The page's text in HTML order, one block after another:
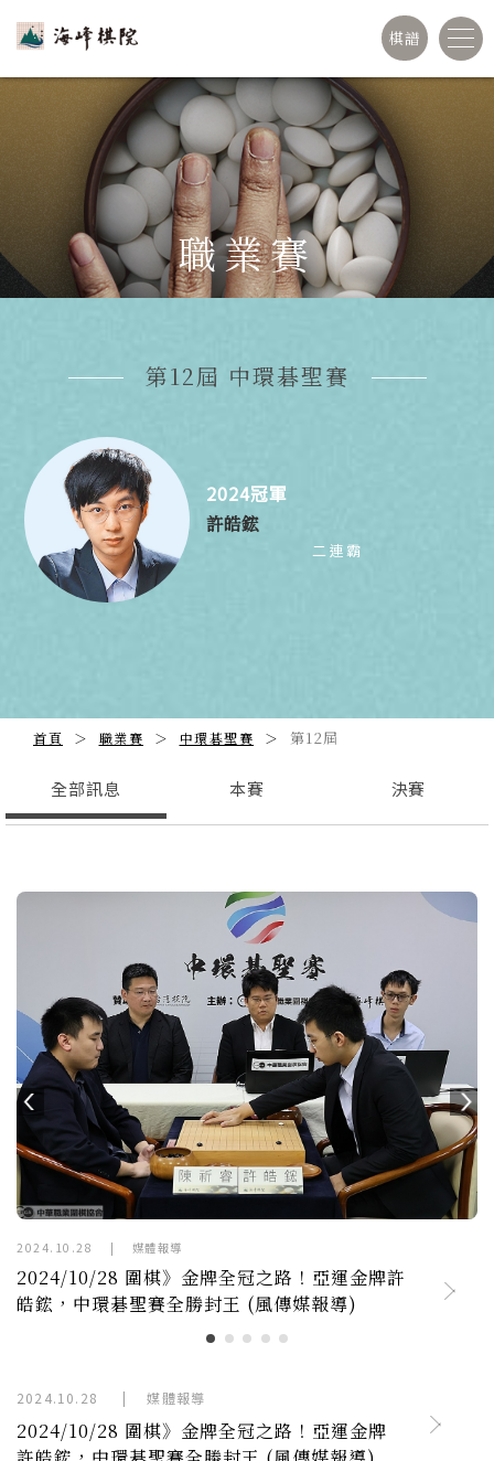
棋譜
職業賽
第12屆 中環碁聖賽
2024冠軍
許皓鋐
二連霸
首頁 職業賽 中環碁聖賽 第12屆
全部訊息 本賽 決賽
| 媒體報導
10/28 圍棋》金牌全冠之路！亞運金牌許
，中環碁聖賽全勝封王 (風傳媒報導)
第12
Previous
2024.10.28 | 媒體報導
2024/10/28 圍棋》金牌全冠之路！亞運金牌